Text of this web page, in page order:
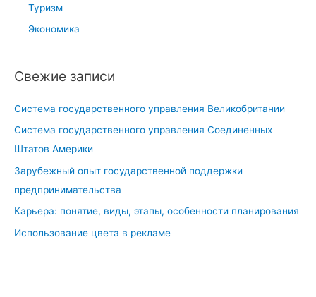
Туризм
Экономика
Свежие записи
Система государственного управления Великобритании
Система государственного управления Соединенных
Штатов Америки
Зарубежный опыт государственной поддержки
предпринимательства
Карьера: понятие, виды, этапы, особенности планирования
Использование цвета в рекламе